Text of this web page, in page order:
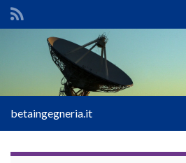
Search for:
betaingegneria.it